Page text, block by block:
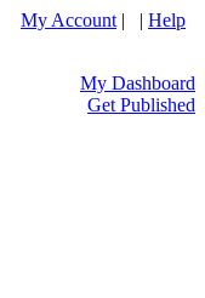
My Account | | Help
My Dashboard
Get Published